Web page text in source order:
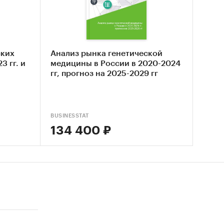
гг. и
Анализ рынка генетической
медицины в России в 2020-2024
гг, прогноз на 2025-2029 гг
BUSINESSTAT
134 400 ₽